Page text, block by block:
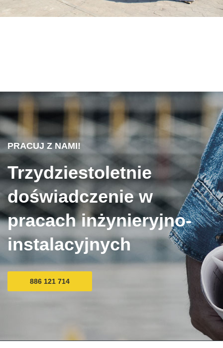
PRACUJ Z NAMI!
Trzydziestoletnie
doświadczenie w
pracach inżynieryjno-
instalacyjnych
886 121 714